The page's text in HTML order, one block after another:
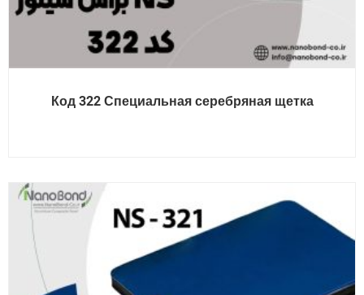
Код 322 Специальная серебряная щетка